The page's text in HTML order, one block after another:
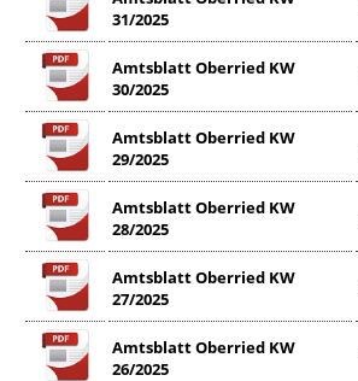
31/2025
Amtsblatt Oberried KW
30/2025
Amtsblatt Oberried KW
29/2025
Amtsblatt Oberried KW
28/2025
Amtsblatt Oberried KW
27/2025
Amtsblatt Oberried KW
26/2025